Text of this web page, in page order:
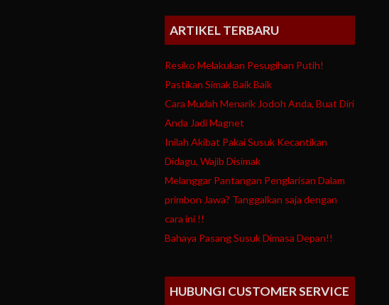
ARTIKEL TERBARU
Resiko Melakukan Pesugihan Putih!
Pastikan Simak Baik Baik
Cara Mudah Menarik Jodoh Anda, Buat Diri
Anda Jadi Magnet
Inilah Akibat Pakai Susuk Kecantikan
Didagu, Wajib Disimak
Melanggar Pantangan Penglarisan Dalam
primbon Jawa? Tanggalkan saja dengan
cara ini !!
Bahaya Pasang Susuk Dimasa Depan!!
HUBUNGI CUSTOMER SERVICE